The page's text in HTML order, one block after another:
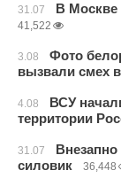
31.07 В Москве
41,522
3.08
Фото
вызвали смех
4.08
ВСУ
территории
31.07
силовик
36,448